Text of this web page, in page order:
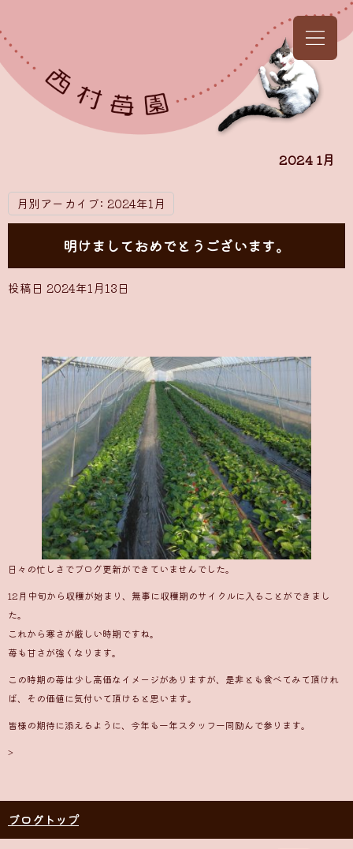
2024 1月
月別アーカイブ: 2024年1月
明けましておめでとうございます。
投稿日 2024年1月13日
日々の忙しさでブログ更新ができていませんでした。
12月中旬から収穫が始まり、無事に収穫期のサイクルに入ることができまし
た。
これから寒さが厳しい時期ですね。
苺も甘さが強くなります。
この時期の苺は少し高価なイメージがありますが、是非とも食べてみて頂けれ
ば、その価値に気付いて頂けると思います。
皆様の期待に添えるように、今年も一年スタッフ一同励んで参ります。
>
ブログトップ